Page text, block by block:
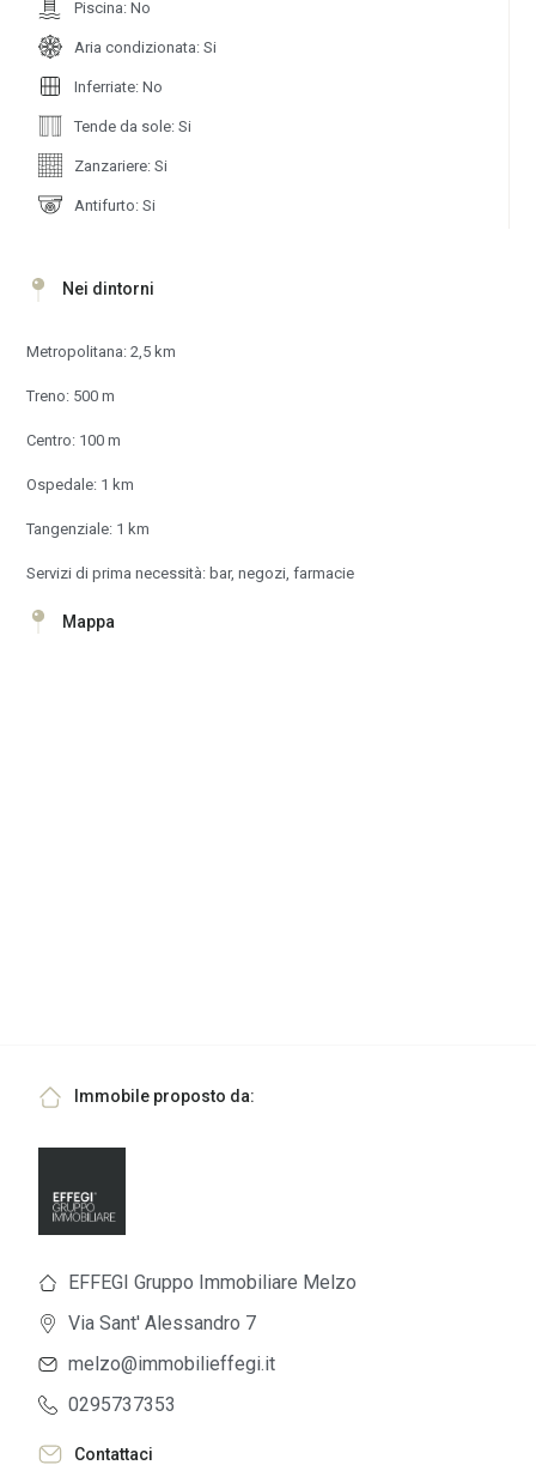
Piscina: No
Aria condizionata: Si
Inferriate: No
Tende da sole: Si
Zanzariere: Si
Antifurto: Si
Nei dintorni
Metropolitana: 2,5 km
Treno: 500 m
Centro: 100 m
Ospedale: 1 km
Tangenziale: 1 km
Servizi di prima necessità: bar, negozi, farmacie
Mappa
Immobile proposto da:
EFFEGI Gruppo Immobiliare Melzo
Via Sant' Alessandro 7
melzo@immobilieffegi.it
0295737353
Contattaci